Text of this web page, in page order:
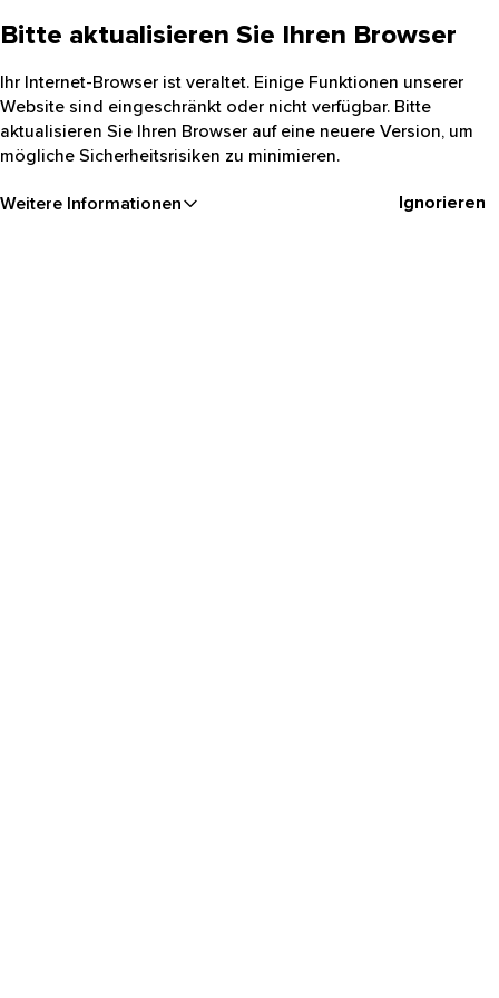
Bitte aktualisieren Sie Ihren Browser
Ihr Internet-Browser ist veraltet. Einige Funktionen unserer
Website sind eingeschränkt oder nicht verfügbar. Bitte
aktualisieren Sie Ihren Browser auf eine neuere Version, um
mögliche Sicherheitsrisiken zu minimieren.
Weitere Informationen Ignorieren